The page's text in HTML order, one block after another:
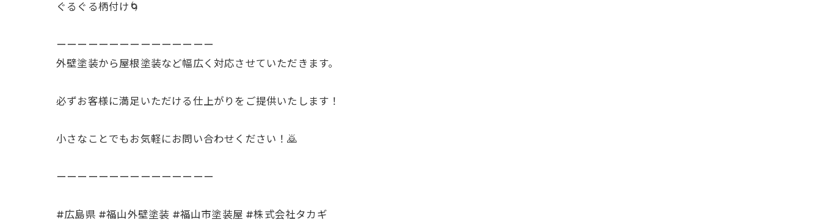
ぐるぐる柄付け🌀
ーーーーーーーーーーーーーーー
外壁塗装から屋根塗装など幅広く対応させていただきます。
必ずお客様に満足いただける仕上がりをご提供いたします！
小さなことでもお気軽にお問い合わせください！🙇
ーーーーーーーーーーーーーーー
#広島県 #福山外壁塗装 #福山市塗装屋 #株式会社タカギ